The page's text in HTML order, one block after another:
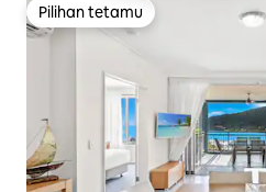
Pilihan tetamu
Pilihan tetamu